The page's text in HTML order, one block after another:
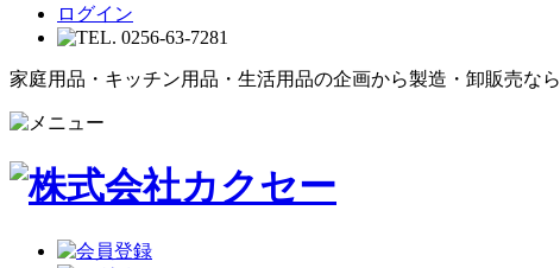
ログイン
家庭用品・キッチン用品・生活用品の企画から製造・卸販売なら